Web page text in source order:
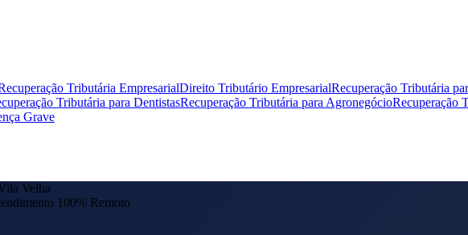
Tributária EmpresarialDireito Tributário EmpresarialRecuperação Tributária
Tributária para DentistasRecuperação Tributária para AgronegócioRecuperação
Grave
Velha
100% Remoto